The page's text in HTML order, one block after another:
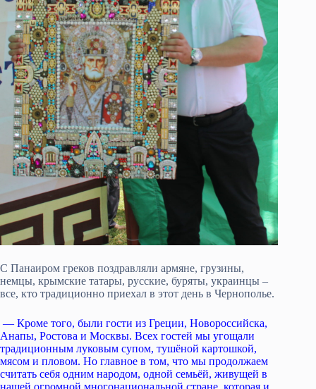
С Панаиром греков поздравляли армяне, грузины,
немцы, крымские татары, русские, буряты, украинцы –
все, кто традиционно приехал в этот день в Чернополье.
— Кроме того, были гости из Греции, Новороссийска,
Анапы, Ростова и Москвы. Всех гостей мы угощали
традиционным луковым супом, тушёной картошкой,
мясом и пловом. Но главное в том, что мы продолжаем
считать себя одним народом, одной семьёй, живущей в